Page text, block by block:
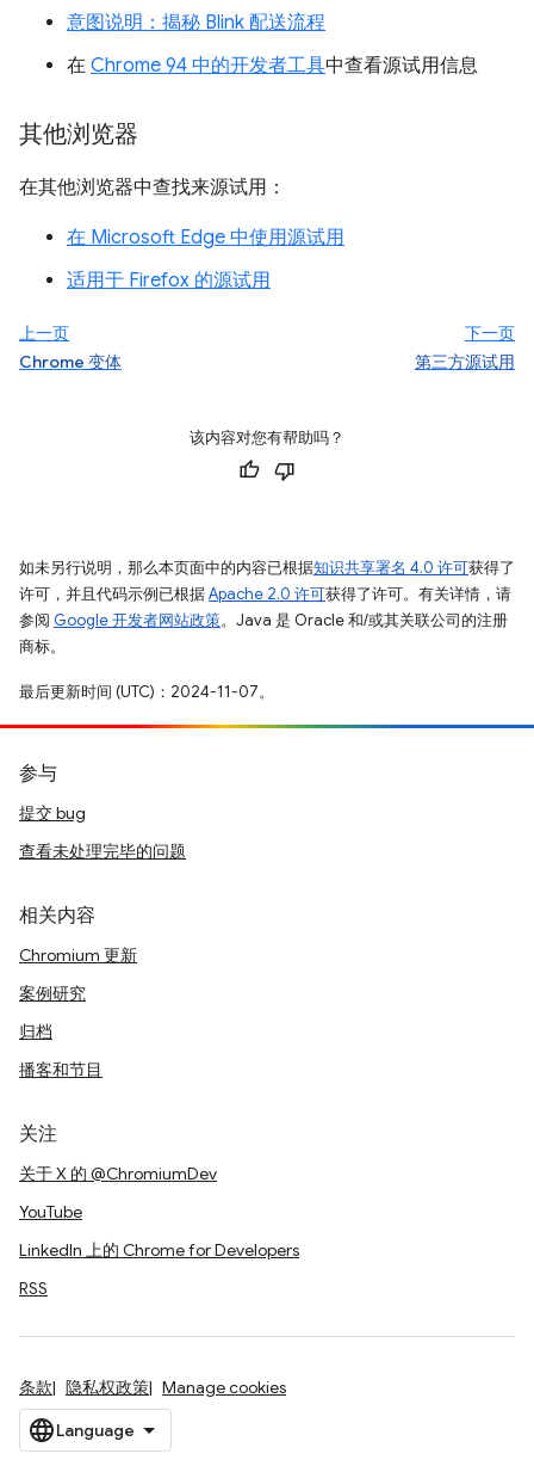
意图说明：揭秘 Blink 配送流程
在 Chrome 94 中的开发者工具中查看源试用信息
其他浏览器
在其他浏览器中查找来源试用：
在 Microsoft Edge 中使用源试用
适用于 Firefox 的源试用
上一页
Chrome 变体
下一页
第三方源试用
该内容对您有帮助吗？
如未另行说明，那么本页面中的内容已根据知识共享署名 4.0 许可获得了
许可，并且代码示例已根据Apache 2.0 许可获得了许可。有关详情，请
参阅 Google 开发者网站政策。Java 是 Oracle 和/或其关联公司的注册
商标。
最后更新时间 (UTC)：2024-11-07。
参与
提交 bug
查看未处理完毕的问题
相关内容
Chromium 更新
案例研究
归档
播客和节目
关注
关于 X 的 @ChromiumDev
YouTube
LinkedIn 上的 Chrome for Developers
RSS
条款 隐私权政策 Manage cookies